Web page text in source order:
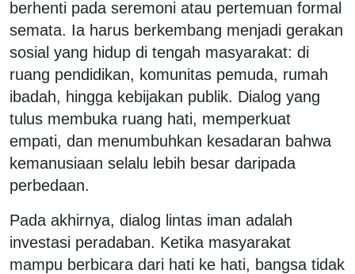
berhenti pada seremoni atau pertemuan formal
semata. Ia harus berkembang menjadi gerakan
sosial yang hidup di tengah masyarakat: di
ruang pendidikan, komunitas pemuda, rumah
ibadah, hingga kebijakan publik. Dialog yang
tulus membuka ruang hati, memperkuat
empati, dan menumbuhkan kesadaran bahwa
kemanusiaan selalu lebih besar daripada
perbedaan.
Pada akhirnya, dialog lintas iman adalah
investasi peradaban. Ketika masyarakat
mampu berbicara dari hati ke hati, bangsa tidak